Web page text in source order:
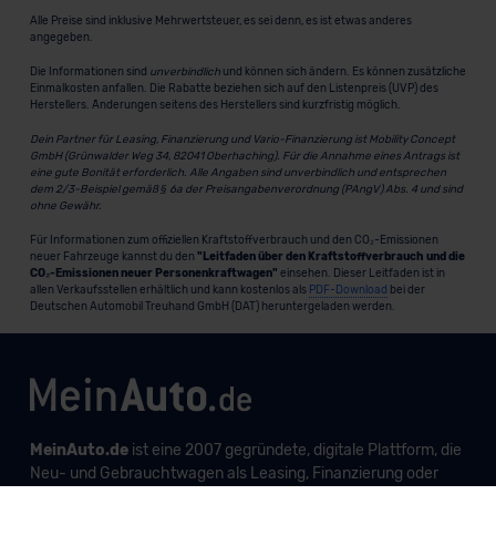
Alle Preise sind inklusive Mehrwertsteuer, es sei denn, es ist etwas anderes
angegeben.
Die Informationen sind unverbindlichund können sich ändern. Es können zusätzliche
Einmalkosten anfallen. Die Rabatte beziehen sich auf den Listenpreis (UVP) des
Herstellers. Änderungen seitens des Herstellers sind kurzfristig möglich.
Dein Partner für Leasing, Finanzierung und Vario-Finanzierung ist Mobility Concept
GmbH (Grünwalder Weg 34, 82041 Oberhaching). Für die Annahme eines Antrags ist
eine gute Bonität erforderlich. Alle Angaben sind unverbindlich und entsprechen
dem 2/3-Beispiel gemäß § 6a der Preisangabenverordnung (PAngV) Abs. 4 und sind
ohne Gewähr.
Für Informationen zum offiziellen Kraftstoffverbrauch und den CO₂-Emissionen
neuer Fahrzeuge kannst du den "Leitfaden über den Kraftstoffverbrauch und die
CO₂-Emissionen neuer Personenkraftwagen" einsehen. Dieser Leitfaden ist in
allen Verkaufsstellen erhältlich und kann kostenlos als PDF-Download bei der
Deutschen Automobil Treuhand GmbH (DAT) heruntergeladen werden.
MeinAuto.deist eine 2007 gegründete, digitale Plattform, die
Neu- und Gebrauchtwagen als Leasing, Finanzierung oder